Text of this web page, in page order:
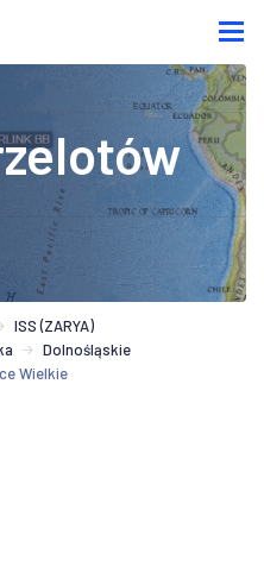
ISS (ZARYA)
Dolnośląskie
Wielkie